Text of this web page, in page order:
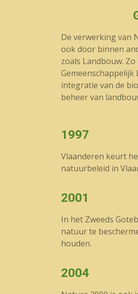
De verwerking van
ook door binnen
zoals Landbouw.
Gemeenschappelijk
integratie van de
beheer van
1997
Vlaanderen keurt
natuurbeleid in
2001
In het Zweeds
natuur te
houden.
2004